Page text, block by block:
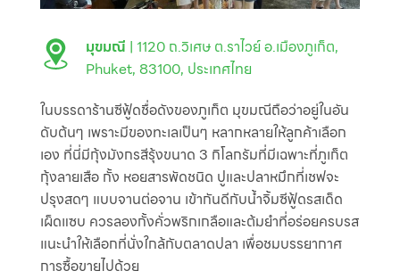
มุขมณี | 1120 ถ.วิเศษ ต.ราไวย์ อ.เมืองภูเก็ต,
Phuket, 83100, ประเทศไทย
ในบรรดาร้านซีฟู้ดชื่อดังของภูเก็ต มุขมณีถือว่าอยู่ในอัน
ดับต้นๆ เพราะมีของทะเลเป็นๆ หลากหลายให้ลูกค้าเลือก
เอง ที่นี่มีกุ้งมังกรสีรุ้งขนาด 3 กิโลกรัมที่มีเฉพาะที่ภูเก็ต
กุ้งลายเสือ กั้ง หอยสารพัดชนิด ปูและปลาหมึกที่เชฟจะ
ปรุงสดๆ แบบจานต่อจาน เข้ากันดีกับน้ำจิ้มซีฟู้ดรสเด็ด
เผ็ดแซบ ควรลองกั้งคั่วพริกเกลือและต้มยำที่อร่อยครบรส
แนะนำให้เลือกที่นั่งใกล้กับตลาดปลา เพื่อชมบรรยากาศ
การซื้อขายไปด้วย